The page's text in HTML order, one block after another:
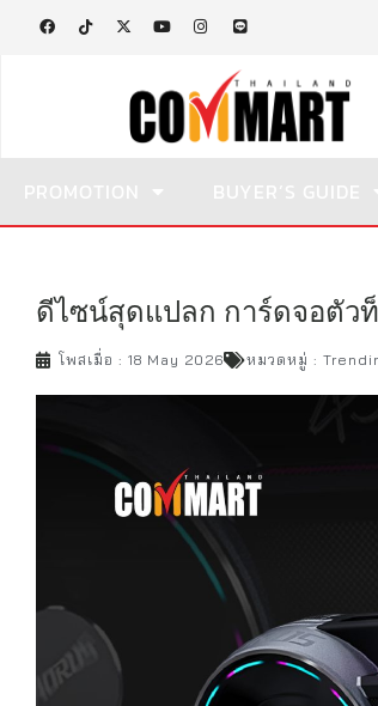
ดีไซน์สุดแปลก การ์ดจอตัว
โพสเมื่อ : 18 May 2026 หมวดหมู่ :